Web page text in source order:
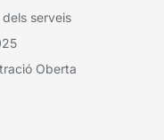
serveis
Oberta